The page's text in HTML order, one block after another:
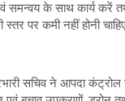
एवं समन्वय के साथ कार्य
पर कमी नहीं होनी
सचिव ने आपदा